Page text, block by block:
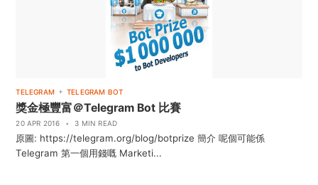
TELEGRAM + TELEGRAM BOT
獎金極豐富＠Telegram Bot 比賽
20 APR 2016 • 3 MIN READ
原圖: https://telegram.org/blog/botprize 簡介 呢個可能係
Telegram 第一個用錢嘅 Marketi...